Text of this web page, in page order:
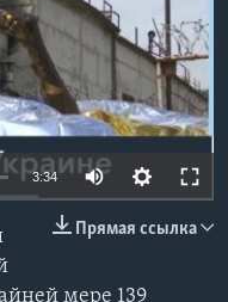
available
3:34
Прямая ссылка
мере 139